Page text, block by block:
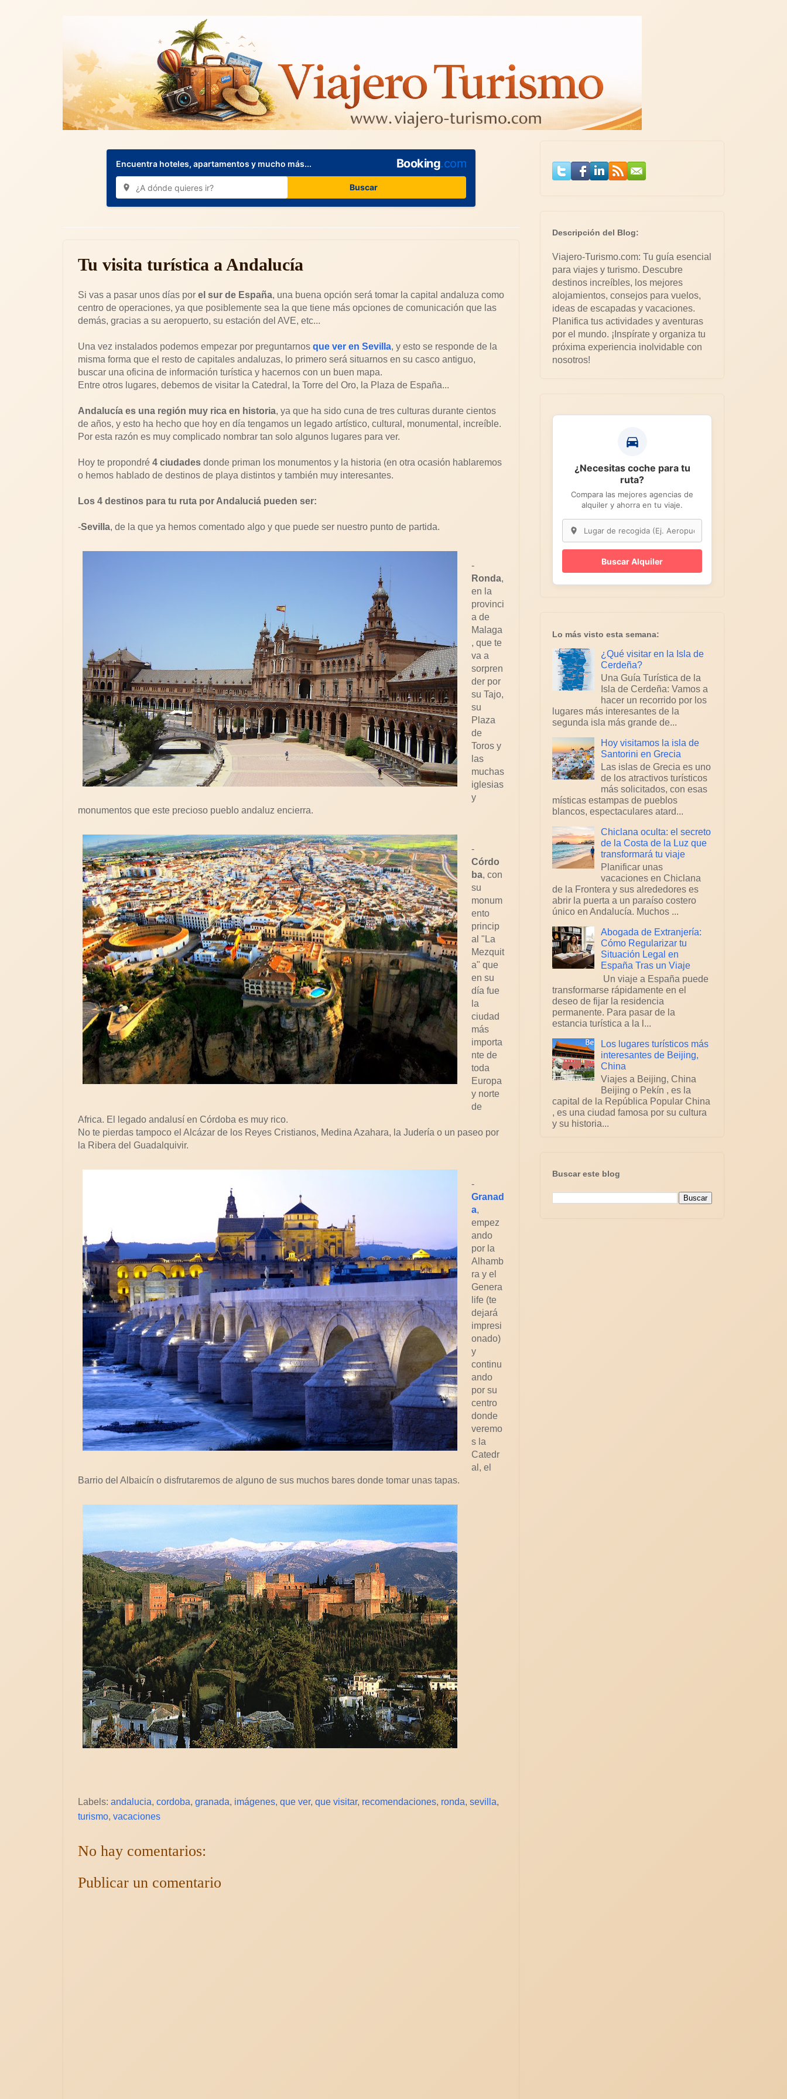
Encuentra hoteles, apartamentos y mucho más... Booking.com
Buscar
Tu visita turística a Andalucía
Si vas a pasar unos días por el sur de España, una buena opción será tomar la capital andaluza como
centro de operaciones, ya que posiblemente sea la que tiene más opciones de comunicación que las
demás, gracias a su aeropuerto, su estación del AVE, etc...
Una vez instalados podemos empezar por preguntarnos que ver en Sevilla, y esto se responde de la
misma forma que el resto de capitales andaluzas, lo primero será situarnos en su casco antiguo,
buscar una oficina de información turística y hacernos con un buen mapa.
Entre otros lugares, debemos de visitar la Catedral, la Torre del Oro, la Plaza de España...
Andalucía es una región muy rica en historia, ya que ha sido cuna de tres culturas durante cientos
de años, y esto ha hecho que hoy en día tengamos un legado artístico, cultural, monumental, increíble.
Por esta razón es muy complicado nombrar tan solo algunos lugares para ver.
Hoy te propondré 4 ciudades donde priman los monumentos y la historia (en otra ocasión hablaremos
o hemos hablado de destinos de playa distintos y también muy interesantes.
Los 4 destinos para tu ruta por Andaluciá pueden ser:
-Sevilla, de la que ya hemos comentado algo y que puede ser nuestro punto de partida.
-
Ronda,
en la
provinci
a de
Malaga
, que te
va a
sorpren
der por
su Tajo,
su
Plaza
de
Toros y
las
muchas
iglesias
y
monumentos que este precioso pueblo andaluz encierra.
-
Córdo
ba, con
su
monum
ento
princip
al "La
Mezquit
a" que
en su
día fue
la
ciudad
más
importa
nte de
toda
Europa
y norte
de
Africa. El legado andalusí en Córdoba es muy rico.
No te pierdas tampoco el Alcázar de los Reyes Cristianos, Medina Azahara, la Judería o un paseo por
la Ribera del Guadalquivir.
-
Granad
a,
empez
ando
por la
Alhamb
ra y el
Genera
life (te
dejará
impresi
onado)
y
continu
ando
por su
centro
donde
veremo
s la
Catedr
al, el
Barrio del Albaicín o disfrutaremos de alguno de sus muchos bares donde tomar unas tapas.
Labels: andalucia, cordoba, granada, imágenes, que ver, que visitar, recomendaciones, ronda, sevilla,
turismo, vacaciones
No hay comentarios:
Publicar un comentario
Descripción del Blog:
Viajero-Turismo.com: Tu guía esencial
para viajes y turismo. Descubre
destinos increíbles, los mejores
alojamientos, consejos para vuelos,
ideas de escapadas y vacaciones.
Planifica tus actividades y aventuras
por el mundo. ¡Inspírate y organiza tu
próxima experiencia inolvidable con
nosotros!
¿Necesitas coche para tu
ruta?
Compara las mejores agencias de
alquiler y ahorra en tu viaje.
Buscar Alquiler
Lo más visto esta semana:
¿Qué visitar en la Isla de
Cerdeña?
Una Guía Turística de la
Isla de Cerdeña: Vamos a
hacer un recorrido por los
lugares más interesantes de la
segunda isla más grande de...
Hoy visitamos la isla de
Santorini en Grecia
Las islas de Grecia es uno
de los atractivos turísticos
más solicitados, con esas
místicas estampas de pueblos
blancos, espectaculares atard...
Chiclana oculta: el secreto
de la Costa de la Luz que
transformará tu viaje
Planificar unas
vacaciones en Chiclana
de la Frontera y sus alrededores es
abrir la puerta a un paraíso costero
único en Andalucía. Muchos ...
Abogada de Extranjería:
Cómo Regularizar tu
Situación Legal en
España Tras un Viaje
Un viaje a España puede
transformarse rápidamente en el
deseo de fijar la residencia
permanente. Para pasar de la
estancia turística a la l...
Los lugares turísticos más
interesantes de Beijing,
China
Viajes a Beijing, China
Beijing o Pekín , es la
capital de la República Popular China
, es una ciudad famosa por su cultura
y su historia...
Buscar este blog